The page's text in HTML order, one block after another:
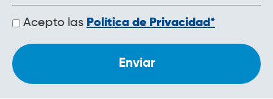
Políticas
de
Acepto las Política de Privacidad*